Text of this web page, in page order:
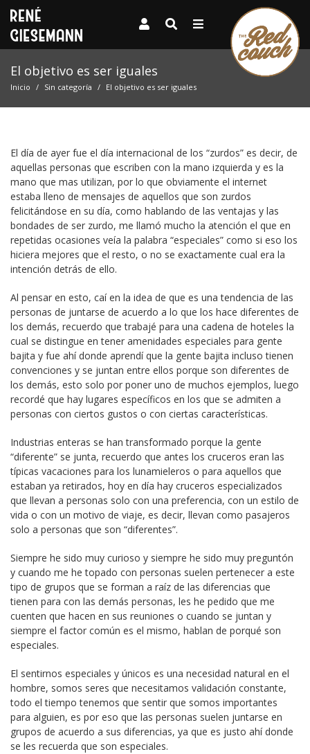
El objetivo es ser iguales
Inicio Sin categoría El objetivo es ser iguales
El día de ayer fue el día internacional de los “zurdos” es decir, de
aquellas personas que escriben con la mano izquierda y es la
mano que mas utilizan, por lo que obviamente el internet
estaba lleno de mensajes de aquellos que son zurdos
felicitándose en su día, como hablando de las ventajas y las
bondades de ser zurdo, me llamó mucho la atención el que en
repetidas ocasiones veía la palabra “especiales” como si eso los
hiciera mejores que el resto, o no se exactamente cual era la
intención detrás de ello.
Al pensar en esto, caí en la idea de que es una tendencia de las
personas de juntarse de acuerdo a lo que los hace diferentes de
los demás, recuerdo que trabajé para una cadena de hoteles la
cual se distingue en tener amenidades especiales para gente
bajita y fue ahí donde aprendí que la gente bajita incluso tienen
convenciones y se juntan entre ellos porque son diferentes de
los demás, esto solo por poner uno de muchos ejemplos, luego
recordé que hay lugares específicos en los que se admiten a
personas con ciertos gustos o con ciertas características.
Industrias enteras se han transformado porque la gente
“diferente” se junta, recuerdo que antes los cruceros eran las
típicas vacaciones para los lunamieleros o para aquellos que
estaban ya retirados, hoy en día hay cruceros especializados
que llevan a personas solo con una preferencia, con un estilo de
vida o con un motivo de viaje, es decir, llevan como pasajeros
solo a personas que son “diferentes”.
Siempre he sido muy curioso y siempre he sido muy preguntón
y cuando me he topado con personas suelen pertenecer a este
tipo de grupos que se forman a raíz de las diferencias que
tienen para con las demás personas, les he pedido que me
cuenten que hacen en sus reuniones o cuando se juntan y
siempre el factor común es el mismo, hablan de porqué son
especiales.
El sentirnos especiales y únicos es una necesidad natural en el
hombre, somos seres que necesitamos validación constante,
todo el tiempo tenemos que sentir que somos importantes
para alguien, es por eso que las personas suelen juntarse en
grupos de acuerdo a sus diferencias, ya que es justo ahí donde
se les recuerda que son especiales.